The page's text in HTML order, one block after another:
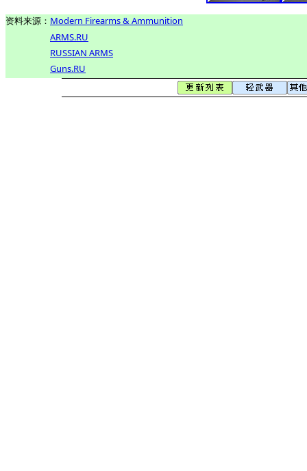
资料来源： Modern Firearms & Ammunition
ARMS.RU
RUSSIAN ARMS
Guns.RU